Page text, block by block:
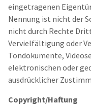
eingetragenen
Nennung ist nicht der
nicht durch Rechte
Vervielfältigung oder
Tondokumente,
elektronischen oder
ausdrücklicher
Copyright/Haftung